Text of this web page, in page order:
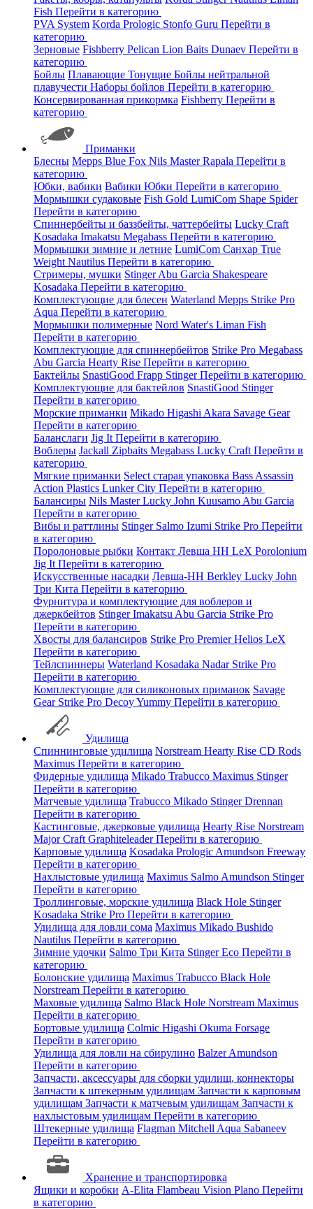
Fish Перейти в категорию
PVA System Korda Prologic Stonfo Guru Перейти в
категорию
Зерновые Fishberry Pelican Lion Baits Dunaev Перейти в
категорию
Бойлы Плавающие Тонущие Бойлы нейтральной
плавучести Наборы бойлов Перейти в категорию
Консервированная прикормка Fishberry Перейти в
категорию
Приманки
Блесны Mepps Blue Fox Nils MasterRapala Перейти в
категорию
Юбки, вабики Вабики Юбки Перейти в категорию
Мормышки судаковые Fish Gold LumiCom Shape Spider
Перейти в категорию
Спиннербейты и баззбейты, чаттербейты Lucky Craft
Kosadaka Imakatsu Megabass Перейти в категорию
Мормышки зимние и летние LumiCom Санхар True
Weight Nautilus Перейти в категорию
Стримеры, мушки StingerAbu Garcia Shakespeare
Kosadaka Перейти в категорию
Комплектующие для блесен Waterland Mepps Strike Pro
Aqua Перейти в категорию
Мормышки полимерные Nord Water's Liman Fish
Перейти в категорию
Комплектующие для спиннербейтов Strike Pro Megabass
Abu Garcia Hearty Rise Перейти в категорию
Бактейлы SnastiGood Frapp StingerПерейти в категорию
Комплектующие для бактейлов SnastiGood Stinger
Перейти в категорию
Морские приманки Mikado Higashi Akara Savage Gear
Перейти в категорию
Баланслаги Jig It Перейти в категорию
Воблеры Jackall Zipbaits Megabass Lucky Craft Перейти в
категорию
Мягкие приманки Select старая упаковка Bass Assassin
Action Plastics Lunker City Перейти в категорию
Балансиры Nils MasterLucky John Kuusamo Abu Garcia
Перейти в категорию
Вибы и раттлины Stinger Salmo Izumi Strike Pro Перейти
в категорию
Поролоновые рыбки Контакт Левша НН LeX Porolonium
Jig It Перейти в категорию
Искусственные насадки Левша-НН Berkley Lucky John
Три Кита Перейти в категорию
Фурнитура и комплектующие для воблеров и
джеркбейтов StingerImakatsu Abu Garcia Strike Pro
Перейти в категорию
Хвосты для балансиров Strike Pro PremierHelios LeX
Перейти в категорию
Тейлспиннеры Waterland Kosadaka Nadar Strike Pro
Перейти в категорию
Комплектующие для силиконовых приманок Savage
Gear Strike Pro DecoyYummy Перейти в категорию
Удилища
Спиннинговые удилища Norstream Hearty Rise CD Rods
Maximus Перейти в категорию
Фидерные удилища Mikado Trabucco Maximus Stinger
Перейти в категорию
Матчевые удилища Trabucco Mikado StingerDrennan
Перейти в категорию
Кастинговые, джерковые удилища Hearty Rise Norstream
Major Craft GraphiteleaderПерейти в категорию
Карповые удилища Kosadaka Prologic Amundson Freeway
Перейти в категорию
Нахлыстовые удилища Maximus Salmo Amundson Stinger
Перейти в категорию
Троллинговые, морские удилища Black Hole Stinger
Kosadaka Strike Pro Перейти в категорию
Удилища для ловли сома Maximus Mikado Bushido
Nautilus Перейти в категорию
Зимние удочки Salmo Три Кита StingerEco Перейти в
категорию
Болонские удилища Maximus Trabucco Black Hole
Norstream Перейти в категорию
Маховые удилища Salmo Black Hole Norstream Maximus
Перейти в категорию
Бортовые удилища Colmic Higashi Okuma Forsage
Перейти в категорию
Удилища для ловли на сбирулино BalzerAmundson
Перейти в категорию
Запчасти, аксессуары для сборки удилищ, коннекторы
Запчасти к штекерным удилищам Запчасти к карповым
удилищам Запчасти к матчевым удилищам Запчасти к
нахлыстовым удилищам Перейти в категорию
Штекерные удилища Flagman Mitchell Aqua Sabaneev
Перейти в категорию
Хранение и транспортировка
Ящики и коробки A-Elita Flambeau Vision Plano Перейти
в категорию